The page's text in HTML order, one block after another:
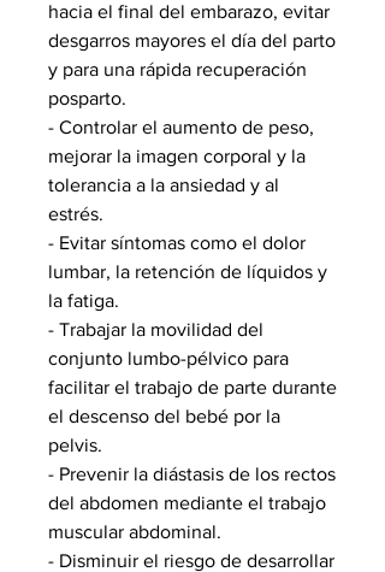
hacia el final del embarazo, evitar
desgarros mayores el día del parto
y para una rápida recuperación
posparto.
- Controlar el aumento de peso,
mejorar la imagen corporal y la
tolerancia a la ansiedad y al
estrés.
- Evitar síntomas como el dolor
lumbar, la retención de líquidos y
la fatiga.
- Trabajar la movilidad del
conjunto lumbo-pélvico para
facilitar el trabajo de parte durante
el descenso del bebé por la
pelvis.
- Prevenir la diástasis de los rectos
del abdomen mediante el trabajo
muscular abdominal.
- Disminuir el riesgo de desarrollar